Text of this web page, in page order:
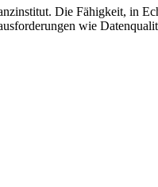
Die Fähigkeit, in
wie